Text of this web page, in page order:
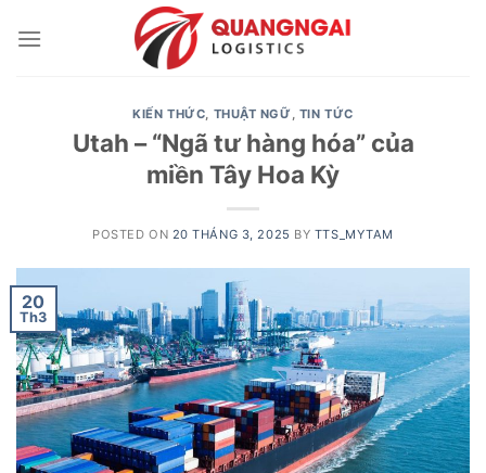
KIẾN THỨC, THUẬT NGỮ , TIN TỨC
Utah – “Ngã tư hàng hóa” của
miền Tây Hoa Kỳ
POSTED ON 20 THÁNG 3, 2025 BY TTS_MYTAM
20
Th3